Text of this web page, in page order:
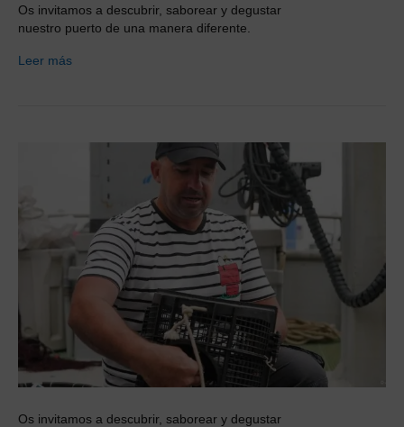
Os invitamos a descubrir, saborear y degustar
nuestro puerto de una manera diferente.
Leer más
Os invitamos a descubrir, saborear y degustar